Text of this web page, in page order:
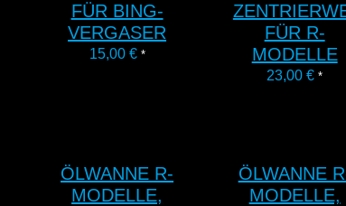
FÜR BING-
VERGASER
15,00 € *
FÜR R-
MODELLE
23,00€ *
ÖLWANNE R-
MODELLE,
ÖLWANNE
MODELLE,